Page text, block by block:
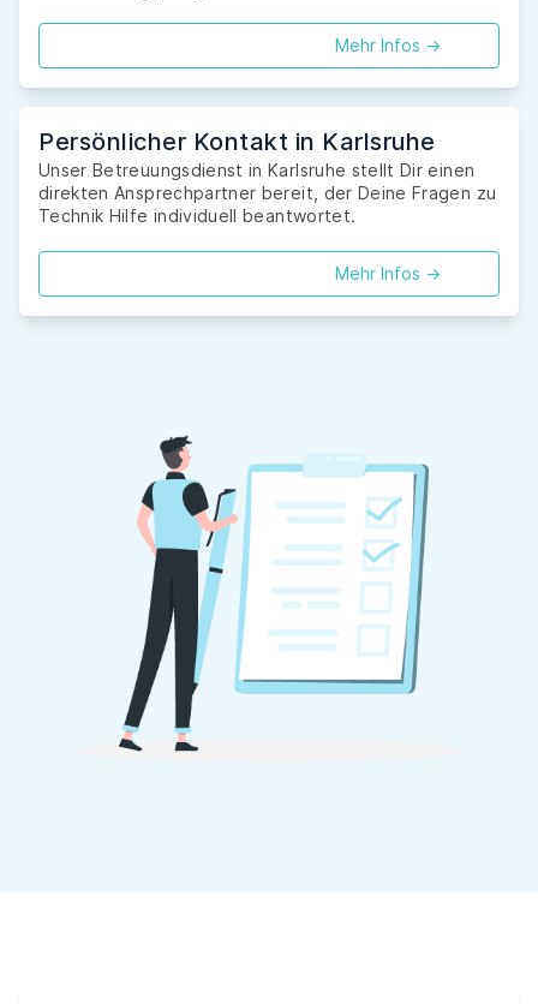
Mehr Infos ->
Persönlicher Kontakt in Karlsruhe
Unser Betreuungsdienst in Karlsruhe stellt Dir einen
direkten Ansprechpartner bereit, der Deine Fragen zu
Technik Hilfe individuell beantwortet.
Mehr Infos ->